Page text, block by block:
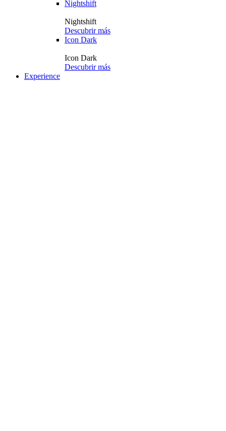
Nightshift
Nightshift
Descubrir más
Icon Dark
Icon Dark
Descubrir más
Experience